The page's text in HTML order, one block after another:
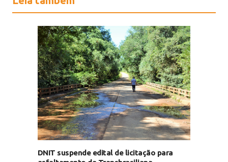
DNIT suspende edital de licitação para